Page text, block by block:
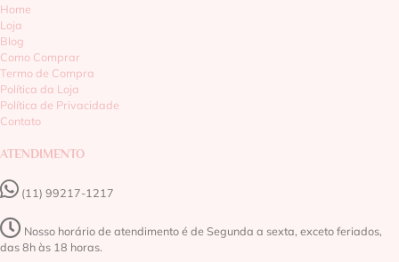
Home
Loja
Blog
Como Comprar
Termo de Compra
Política da Loja
Política de Privacidade
Contato
ATENDIMENTO
(11) 99217-1217‬
Nosso horário de atendimento é de Segunda a sexta, exceto feriados,
das 8h às 18 horas.